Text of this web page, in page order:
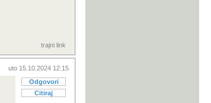
trajni link
uto 15.10.2024 12:15
Odgovori
Citiraj